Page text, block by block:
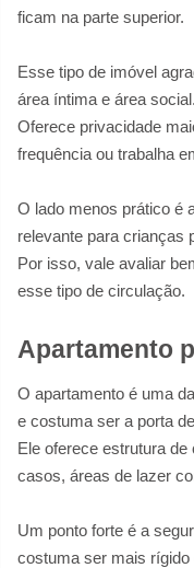
ficam na parte superior.
Esse tipo de imóvel
área íntima e área social.
Oferece privacidade
frequência ou trabalha
O lado menos prático é
relevante para crianças
Por isso, vale avaliar
esse tipo de circulação.
Apartamento
O apartamento é uma
e costuma ser a porta
Ele oferece estrutura
casos, áreas de lazer
Um ponto forte é a
costuma ser mais